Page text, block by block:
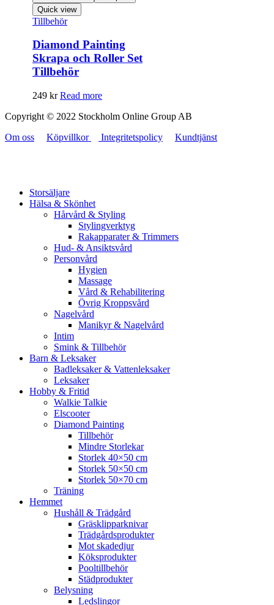
Quick view
Tillbehör
Diamond Painting
Skrapa och Roller Set
Tillbehör
249 kr Read more
Copyright © 2022 Stockholm Online Group AB
Om oss
Köpvillkor Integritetspolicy Kundtjänst
Storsäljare
Hälsa & Skönhet
Hårvård & Styling
Stylingverktyg
Rakapparater & Trimmers
Hud- & Ansiktsvård
Personvård
Hygien
Massage
Vård & Rehabilitering
Övrig Kroppsvård
Nagelvård
Manikyr & Nagelvård
Intim
Smink & Tillbehör
Barn & Leksaker
Badleksaker & Vattenleksaker
Leksaker
Hobby & Fritid
Walkie Talkie
Elscooter
Diamond Painting
Tillbehör
Mindre Storlekar
Storlek 40×50 cm
Storlek 50×50 cm
Storlek 50×70 cm
Träning
Hemmet
Hushåll & Trädgård
Gräsklipparknivar
Trädgårdsprodukter
Mot skadedjur
Köksprodukter
Pooltillbehör
Städprodukter
Belysning
Ledslingor